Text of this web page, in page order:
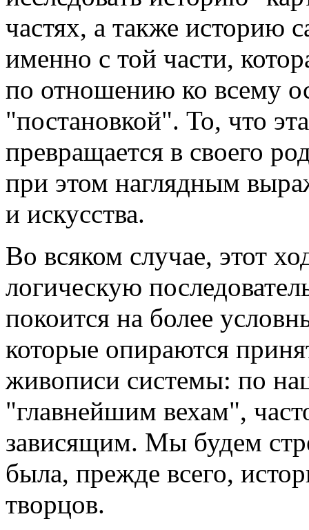
частях, а также историю
именно с той части,
по отношению ко всему
"постановкой". То, что
превращается в своего
при этом наглядным
и искусства.
Во всяком случае, этот
логическую
покоится на более
которые опираются
живописи системы: по
"главнейшим вехам",
зависящим. Мы будем
была, прежде всего,
творцов.